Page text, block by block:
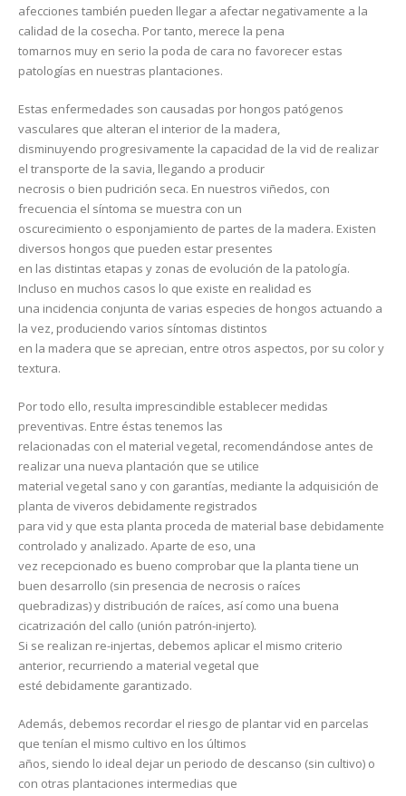
afecciones también pueden llegar a afectar negativamente a la
calidad de la cosecha. Por tanto, merece la pena
tomarnos muy en serio la poda de cara no favorecer estas
patologías en nuestras plantaciones.
Estas enfermedades son causadas por hongos patógenos
vasculares que alteran el interior de la madera,
disminuyendo progresivamente la capacidad de la vid de realizar
el transporte de la savia, llegando a producir
necrosis o bien pudrición seca. En nuestros viñedos, con
frecuencia el síntoma se muestra con un
oscurecimiento o esponjamiento de partes de la madera. Existen
diversos hongos que pueden estar presentes
en las distintas etapas y zonas de evolución de la patología.
Incluso en muchos casos lo que existe en realidad es
una incidencia conjunta de varias especies de hongos actuando a
la vez, produciendo varios síntomas distintos
en la madera que se aprecian, entre otros aspectos, por su color y
textura.
Por todo ello, resulta imprescindible establecer medidas
preventivas. Entre éstas tenemos las
relacionadas con el material vegetal, recomendándose antes de
realizar una nueva plantación que se utilice
material vegetal sano y con garantías, mediante la adquisición de
planta de viveros debidamente registrados
para vid y que esta planta proceda de material base debidamente
controlado y analizado. Aparte de eso, una
vez recepcionado es bueno comprobar que la planta tiene un
buen desarrollo (sin presencia de necrosis o raíces
quebradizas) y distribución de raíces, así como una buena
cicatrización del callo (unión patrón-injerto).
Si se realizan re-injertas, debemos aplicar el mismo criterio
anterior, recurriendo a material vegetal que
esté debidamente garantizado.
Además, debemos recordar el riesgo de plantar vid en parcelas
que tenían el mismo cultivo en los últimos
años, siendo lo ideal dejar un periodo de descanso (sin cultivo) o
con otras plantaciones intermedias que